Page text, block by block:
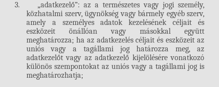
3.
„adatkezelő”: az a természetes vagy jogi személy,
közhatalmi szerv, ügynökség vagy bármely egyéb szerv,
amely a személyes adatok kezelésének céljait és
eszközeit önállóan vagy másokkal együtt
meghatározza; ha az adatkezelés céljait és eszközeit az
uniós vagy a tagállami jog határozza meg, az
adatkezelőt vagy az adatkezelő kijelölésére vonatkozó
különös szempontokat az uniós vagy a tagállami jog is
meghatározhatja;